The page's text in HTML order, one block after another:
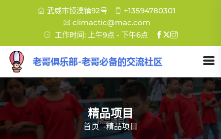
武威市镜澡镇92号
+13594780301
climactic@mac.com
工作时间: 上午9点 - 下午6点
精品项目
首页 -精品项目